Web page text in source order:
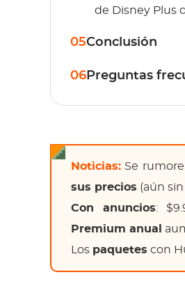
de Disney Plus
05Conclusión
06 Preguntas
Noticias: Se
sus precios (aún
Con anuncios:
Premium anual
Los paquetes con